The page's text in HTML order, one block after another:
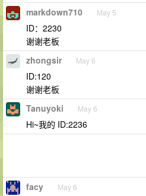
markdown710 May 5
ID：2230
谢谢老板
zhongsir May 6
ID:120
谢谢老板
Tanuyoki May 6
Hi~我的 ID:2236
facy May 6